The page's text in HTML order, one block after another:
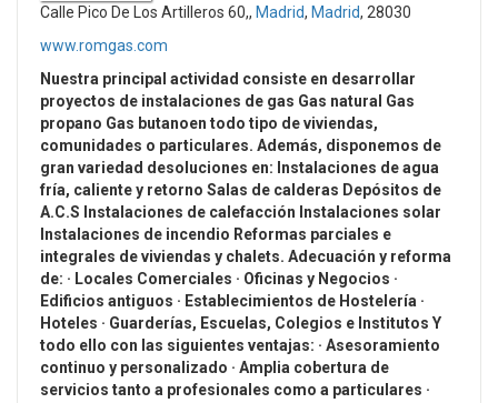
Calle Pico De Los Artilleros 60,, Madrid, Madrid, 28030
www.romgas.com
Nuestra principal actividad consiste en desarrollar
proyectos de instalaciones de gas Gas natural Gas
propano Gas butanoen todo tipo de viviendas,
comunidades o particulares. Además, disponemos de
gran variedad desoluciones en: Instalaciones de agua
fría, caliente y retorno Salas de calderas Depósitos de
A.C.S Instalaciones de calefacción Instalaciones solar
Instalaciones de incendio Reformas parciales e
integrales de viviendas y chalets. Adecuación y reforma
de: · Locales Comerciales · Oficinas y Negocios ·
Edificios antiguos · Establecimientos de Hostelería ·
Hoteles · Guarderías, Escuelas, Colegios e Institutos Y
todo ello con las siguientes ventajas: · Asesoramiento
continuo y personalizado · Amplia cobertura de
servicios tanto a profesionales como a particulares ·